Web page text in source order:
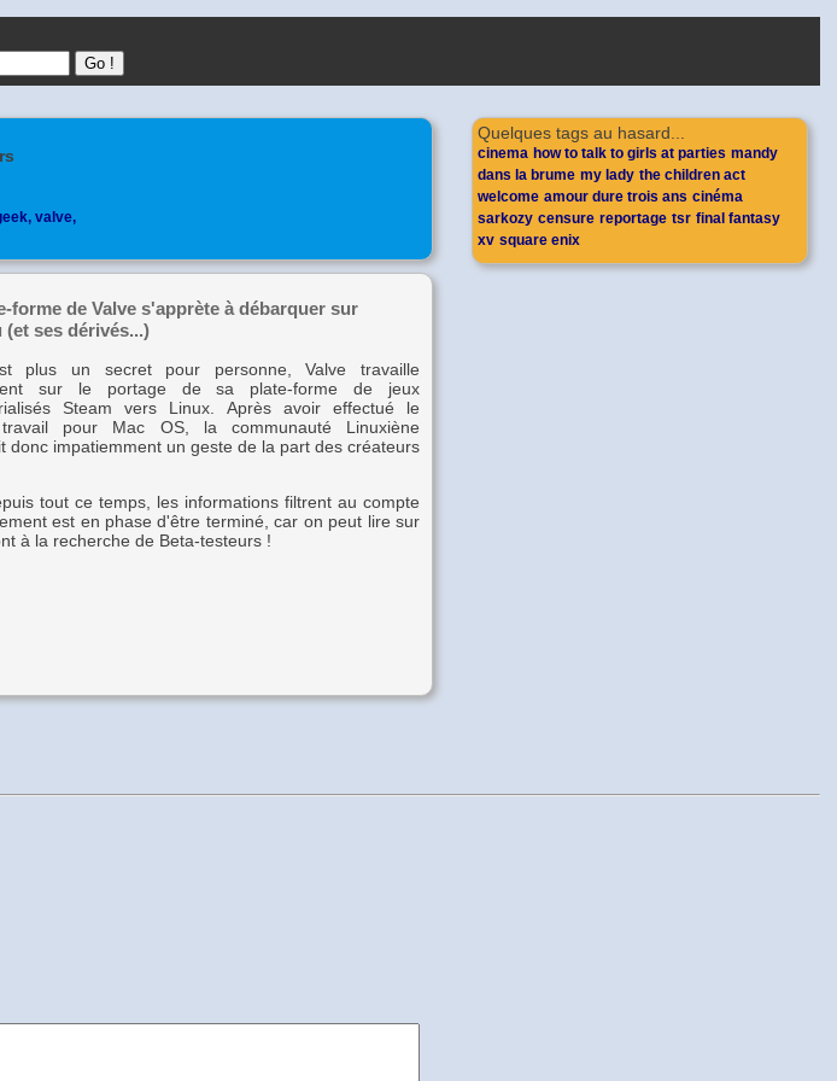
Quelques tags au hasard...
cinema how to talk to girls at parties mandy
dans la brume my lady the children act
welcome amour dure trois ans cinéma
sarkozy censure reportage tsr final fantasy
xv square enix
valve,
forme de Valve s'apprète à débarquer sur
(et ses dérivés...)
plus un secret pour personne, Valve travaille
sur le portage de sa plate-forme de jeux
Steam vers Linux. Après avoir effectué le
pour Mac OS, la communauté Linuxiène
donc impatiemment un geste de la part des créateurs
tout ce temps, les informations filtrent au compte
est en phase d'être terminé, car on peut lire sur
à la recherche de Beta-testeurs !